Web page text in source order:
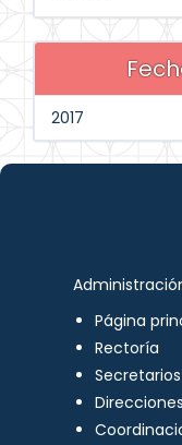
2017
Página
Rectoría
Secretarios
Direcciones